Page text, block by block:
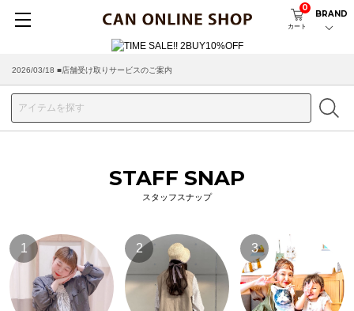
カート
0
BRAND
2026/03/18 ■店舗受け取りサービスのご案内
STAFF SNAP
スタッフスナップ
1 2 3